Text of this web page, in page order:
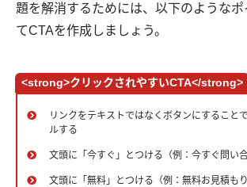
題を解消するためには、以下のようなポ
てCTAを作成しましょう。
<strong>クリックされやすいCTA</strong>
リンクをテキストではなくボタンにすること
ルする
文頭に「今すぐ」とつける（例：今すぐ問い合
文頭に「無料」とつける（例：無料お見積も